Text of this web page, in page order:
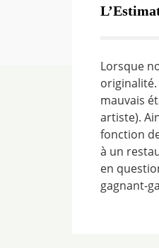
Lorsque
mauvais
artiste).
fonction
à un
en
gagnant-